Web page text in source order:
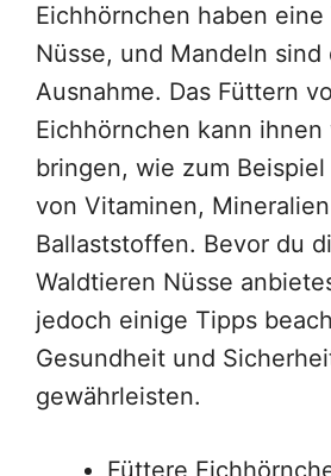
Eichhörnchen haben
Nüsse, und Mandeln sind
Ausnahme. Das Füttern
Eichhörnchen kann
bringen, wie zum
von Vitaminen,
Ballaststoffen. Bevor du
Waldtieren Nüsse
jedoch einige Tipps
Gesundheit und
gewährleisten.